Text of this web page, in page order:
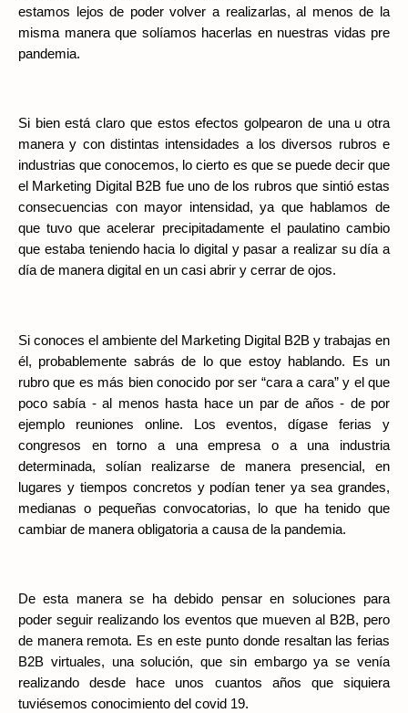
estamos lejos de poder volver a realizarlas, al menos de la
misma manera que solíamos hacerlas en nuestras vidas pre
pandemia.
Si bien está claro que estos efectos golpearon de una u otra
manera y con distintas intensidades a los diversos rubros e
industrias que conocemos, lo cierto es que se puede decir que
el Marketing Digital B2B fue uno de los rubros que sintió estas
consecuencias con mayor intensidad, ya que hablamos de
que tuvo que acelerar precipitadamente el paulatino cambio
que estaba teniendo hacia lo digital y pasar a realizar su día a
día de manera digital en un casi abrir y cerrar de ojos.
Si conoces el ambiente del Marketing Digital B2B y trabajas en
él, probablemente sabrás de lo que estoy hablando. Es un
rubro que es más bien conocido por ser “cara a cara” y el que
poco sabía - al menos hasta hace un par de años - de por
ejemplo reuniones online. Los eventos, dígase ferias y
congresos en torno a una empresa o a una industria
determinada, solían realizarse de manera presencial, en
lugares y tiempos concretos y podían tener ya sea grandes,
medianas o pequeñas convocatorias, lo que ha tenido que
cambiar de manera obligatoria a causa de la pandemia.
De esta manera se ha debido pensar en soluciones para
poder seguir realizando los eventos que mueven al B2B, pero
de manera remota. Es en este punto donde resaltan las ferias
B2B virtuales, una solución, que sin embargo ya se venía
realizando desde hace unos cuantos años que siquiera
tuviésemos conocimiento del covid 19.